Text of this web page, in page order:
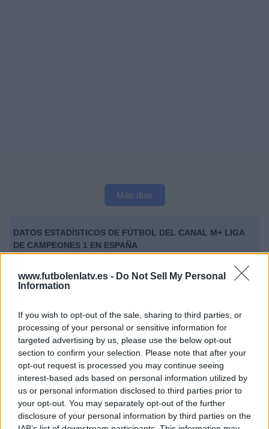
www.futbolenlatv.es - Do Not Sell My Personal
Information
If you wish to opt-out of the sale, sharing to third parties, or
processing of your personal or sensitive information for
targeted advertising by us, please use the below opt-out
section to confirm your selection. Please note that after your
opt-out request is processed you may continue seeing
interest-based ads based on personal information utilized by
us or personal information disclosed to third parties prior to
your opt-out. You may separately opt-out of the further
disclosure of your personal information by third parties on the
Más días
DATOS ESTADÍSTICOS DE FÚTBOL DEL CANAL M+ LIGA
DE CAMPEONES 1 EN ESPAÑA
estadísticos de cuándo y dónde se televisan los partidos del canal
M+
713
PARTIDOS TELEVISADOS
18
COMPETICIONES TELEVISADAS